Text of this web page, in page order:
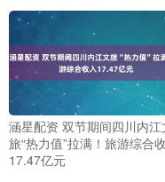
涵星配资 双节期间四川内江
旅“热力值”拉满！旅游综合
17.47亿元